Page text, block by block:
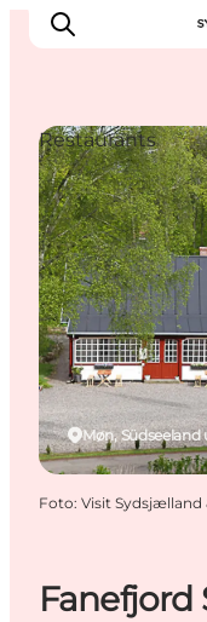
Erleben
Städte und
Events
Essen
Unterkunft
Reise planen
Fanefjord
Møn, Südseeland
Restaurants
Foto: Visit Sydsjælland